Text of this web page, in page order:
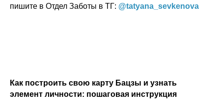
пишите в Отдел Заботы в ТГ: @tatyana_sevkenova
Как построить свою карту Бацзы и узнать
элемент личности: пошаговая инструкция